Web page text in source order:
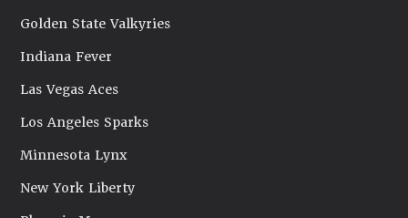
Golden State Valkyries
Indiana Fever
Las Vegas Aces
Los Angeles Sparks
Minnesota Lynx
New York Liberty